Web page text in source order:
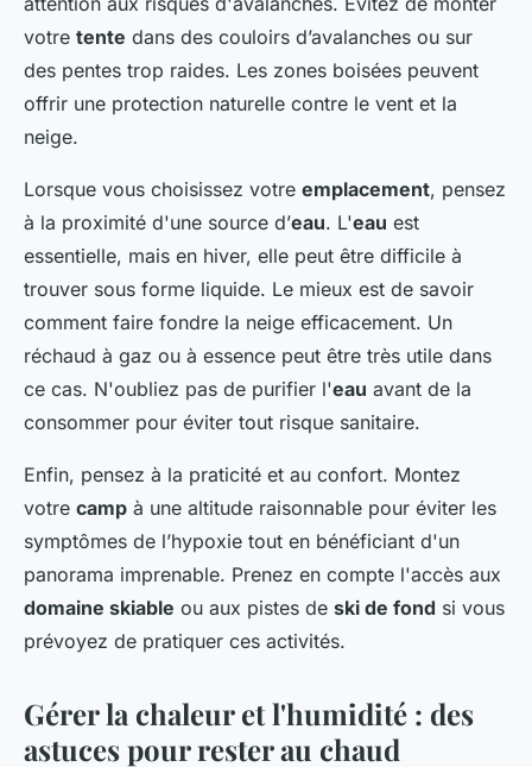
votre tente dans des couloirs d’avalanches ou sur
des pentes trop raides. Les zones boisées peuvent
offrir une protection naturelle contre le vent et la
neige.
Lorsque vous choisissez votre emplacement, pensez
à la proximité d'une source d’eau. L'eau est
essentielle, mais en hiver, elle peut être difficile à
trouver sous forme liquide. Le mieux est de savoir
comment faire fondre la neige efficacement. Un
réchaud à gaz ou à essence peut être très utile dans
ce cas. N'oubliez pas de purifier l'eau avant de la
consommer pour éviter tout risque sanitaire.
Enfin, pensez à la praticité et au confort. Montez
votre camp à une altitude raisonnable pour éviter les
symptômes de l’hypoxie tout en bénéficiant d'un
panorama imprenable. Prenez en compte l'accès aux
domaine skiable ou aux pistes de ski de fond si vous
prévoyez de pratiquer ces activités.
Gérer la chaleur et l'humidité : des
astuces pour rester au chaud